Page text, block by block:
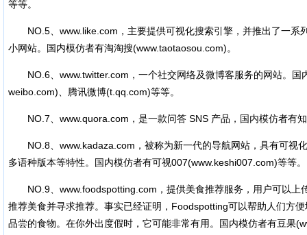
等等。
NO.5、www.like.com，主要提供可视化搜索引擎，并推出了一系
小网站。国内模仿者有淘淘搜(www.taotaosou.com)。
NO.6、www.twitter.com，一个社交网络及微博客服务的网站。国
weibo.com)、腾讯微博(t.qq.com)等等。
NO.7、www.quora.com，是一款问答 SNS 产品，国内模仿者有
NO.8、www.kadaza.com，被称为新一代的导航网站，具有可视
多语种版本等特性。国内模仿者有可视007(www.keshi007.com)等等。
NO.9、www.foodspotting.com，提供美食推荐服务，用户可以上
推荐美食并寻求推荐。事实已经证明，Foodspotting可以帮助人们方
品尝的食物。在你外出度假时，它可能非常有用。国内模仿者有豆果